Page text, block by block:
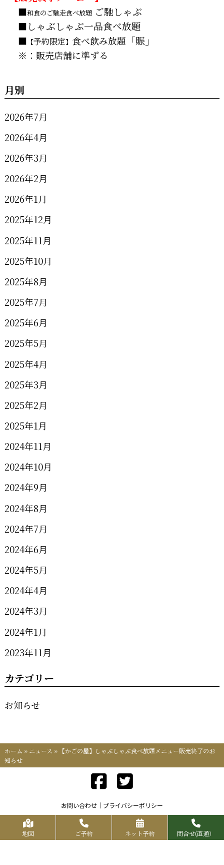
■和食のご馳走食べ放題 ご馳しゃぶ
■しゃぶしゃぶ一品食べ放題
■ 【予約限定】 食べ飲み放題 「賑」
※：販売店舗に準ずる
月別
2026年7月
2026年4月
2026年3月
2026年2月
2026年1月
2025年12月
2025年11月
2025年10月
2025年8月
2025年7月
2025年6月
2025年5月
2025年4月
2025年3月
2025年2月
2025年1月
2024年11月
2024年10月
2024年9月
2024年8月
2024年7月
2024年6月
2024年5月
2024年4月
2024年3月
2024年1月
2023年11月
カテゴリー
お知らせ
ホーム » ニュース » 【かごの屋】しゃぶしゃぶ食べ放題メニュー販売終了のお
知らせ
お問い合わせ プライバシーポリシー
Copyrights KR FOOD SERVICE All Rights Reserved.
地図 ご予約 ネット予約 問合せ(直通）